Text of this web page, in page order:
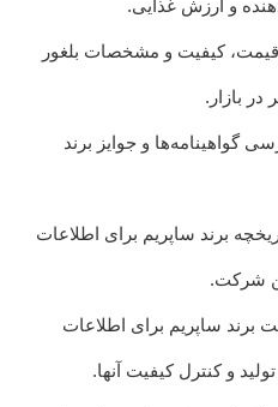
و ارزش غذایی.
کیفیت و مشخصات بلغور
در بازار.
گواهینامه‌ها و جوایز برند
برند ساپریم برای اطلاعات
شرکت.
برند ساپریم برای اطلاعات
و کنترل کیفیت آنها.